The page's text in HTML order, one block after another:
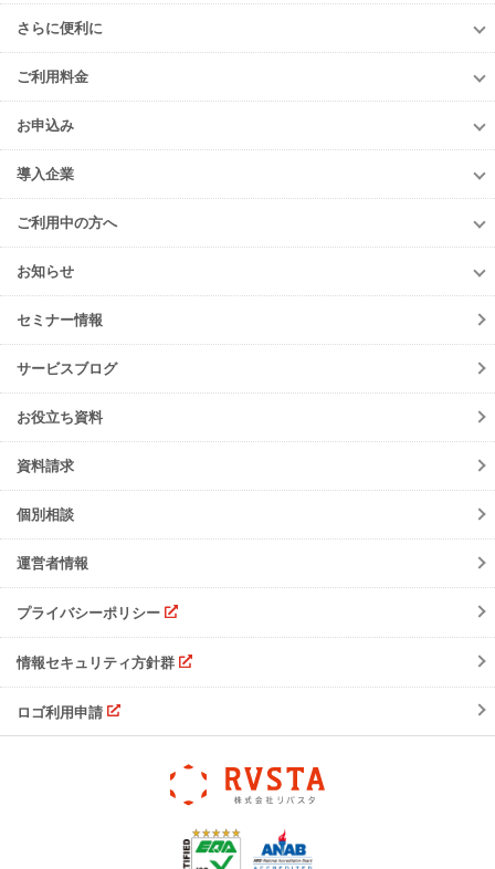
知る！産廃管理
初級編
中級編
上級編
さらに便利に
さらに便利に
TansoMiru産廃
多量排出行政報告支援サービス
再生資源利用促進支援サービス
er-contract
遠隔承認モデル
JWNETデータ取込機能
パッケージソフト
ご利用料金
ご利用料金
排出事業者様
収集運搬・
お申込み
お申込み
e-reverse.com
TansoMiru産廃
多量排出行政報告支援サービス
er-contract
再生資源利用促進支援サービス
導入企業
導入企業
収集運搬業者・
排出事業者一覧
導入事例一覧
ご利用中の方へ
ご利用中の方へ
各種お手続き
ご登録情報変更
初期設定方法
動作環境
会員規約
サービスの可用性とセキュリティ
よくあるご質問
注意事項
お知らせ
お知らせ
ニュースリリース
メンテナンス
障害情報
機能リリース
イベント
セミナー情報
サービスブログ
お役立ち資料
資料請求
個別相談
運営者情報
プライバシーポリシー
情報セキュリティ方針群
ロゴ利用申請